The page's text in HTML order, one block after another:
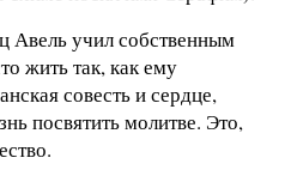
Авель учил собственным
жить так, как ему
совесть и сердце,
посвятить молитве. Это,